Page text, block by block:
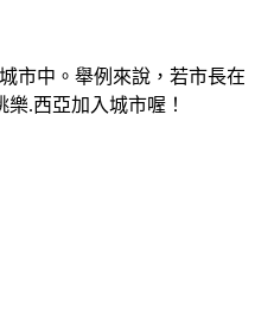
市中。舉例來說，若市長在
.西亞加入城市喔！